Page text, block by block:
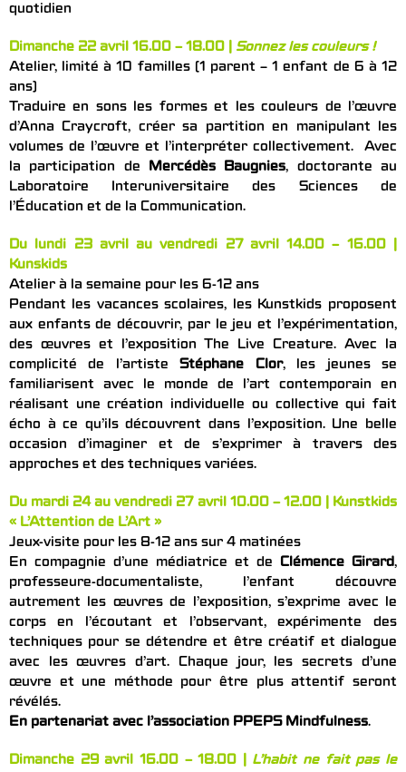
quotidien
Dimanche 22 avril 16.00 – 18.00 |
Sonnez les couleurs !
Atelier, limité à 10 familles (1 parent – 1 enfant de 6 à 12
ans)
Traduire en sons les formes et les couleurs de l’œuvre
d’Anna Craycroft, créer sa partition en manipulant les
volumes de l’œuvre et l’interpréter collectivement. Avec
la participation de Mercédès Baugnies, doctorante au
Laboratoire Interuniversitaire des Sciences de
l’Éducation et de la Communication.
Du lundi 23 avril au vendredi 27 avril 14.00 – 16.00 |
Kunskids
Atelier à la semaine pour les 6-12 ans
Pendant les vacances scolaires, les Kunstkids proposent
aux enfants de découvrir, par le jeu et l’expérimentation,
des œuvres et l’exposition The Live Creature. Avec la
complicité de l’artisteStéphane Clor, les jeunes se
familiarisent avec le monde de l’art contemporain en
réalisant une création individuelle ou collective qui fait
écho à ce qu’ils découvrent dans l’exposition. Une belle
occasion d’imaginer et de s’exprimer à travers des
approches et des techniques variées.
Du mardi 24 au vendredi 27 avril 10.00 – 12.00 | Kunstkids
« L’Attention de L’Art »
Jeux-visite pour les 8-12 ans sur 4 matinées
En compagnie d’une médiatrice et de Clémence Girard,
professeure-documentaliste, l’enfant découvre
autrement les œuvres de l’exposition, s’exprime avec le
corps en l’écoutant et l’observant, expérimente des
techniques pour se détendre et être créatif et dialogue
avec les œuvres d’art. Chaque jour, les secrets d’une
œuvre et une méthode pour être plus attentif seront
révélés.
En partenariat avec l’association PPEPS Mindfulness.
Dimanche 29 avril 16.00 – 18.00 | L’habit ne fait pas le